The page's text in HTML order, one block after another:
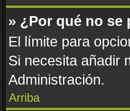
» ¿Por qué no se
El límite para
Si necesita añadir
Administración.
Arriba